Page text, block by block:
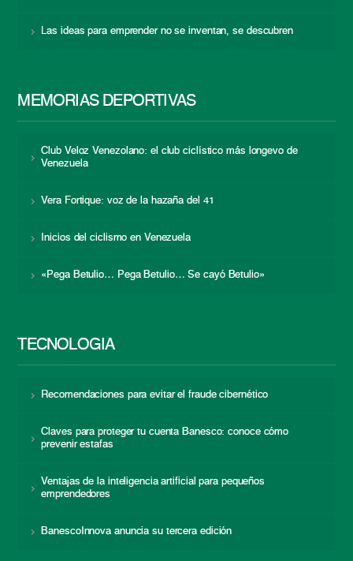
Las ideas para emprender no se inventan, se descubren
MEMORIAS DEPORTIVAS
Club Veloz Venezolano: el club ciclístico más longevo de
Venezuela
Vera Fortique: voz de la hazaña del 41
Inicios del ciclismo en Venezuela
«Pega Betulio… Pega Betulio… Se cayó Betulio»
TECNOLOGÍA
Recomendaciones para evitar el fraude cibernético
Claves para proteger tu cuenta Banesco: conoce cómo
prevenir estafas
Ventajas de la inteligencia artificial para pequeños
emprendedores
BanescoInnova anuncia su tercera edición